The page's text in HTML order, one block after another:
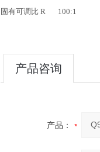
固有可调比 R
100:1
产品咨询
产品：